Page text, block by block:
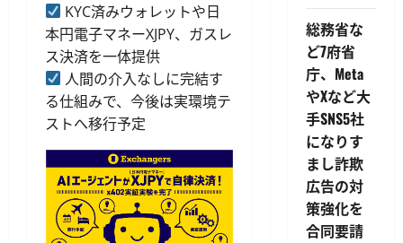
KYC済みウォレットや日
本円電子マネーXJPY、ガスレ
ス決済を一体提供
人間の介入なしに完結す
る仕組みで、今後は実環境テ
ストへ移行予定
総務省な
ど7府省
庁、Meta
やXなど大
手SNS5社
になりす
まし詐欺
広告の対
策強化を
合同要請